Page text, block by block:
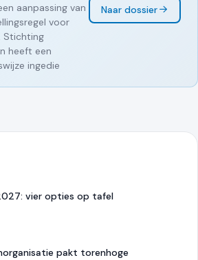
aanpassing van
voor
Stichting
heeft een
ingedie
Naar dossier
vier opties op tafel
pakt torenhoge